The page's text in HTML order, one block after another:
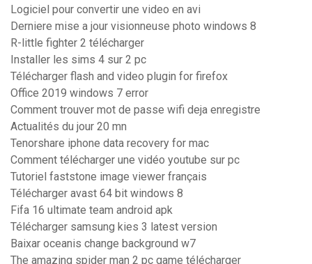
Logiciel pour convertir une video en avi
Derniere mise a jour visionneuse photo windows 8
R-little fighter 2 télécharger
Installer les sims 4 sur 2 pc
Télécharger flash and video plugin for firefox
Office 2019 windows 7 error
Comment trouver mot de passe wifi deja enregistre
Actualités du jour 20 mn
Tenorshare iphone data recovery for mac
Comment télécharger une vidéo youtube sur pc
Tutoriel faststone image viewer français
Télécharger avast 64 bit windows 8
Fifa 16 ultimate team android apk
Télécharger samsung kies 3 latest version
Baixar oceanis change background w7
The amazing spider man 2 pc game télécharger